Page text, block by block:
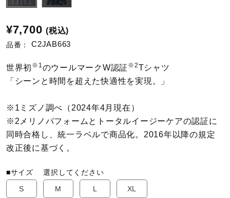
陸上競技
卓球
ソフトボール
柔道
ウィンタースポーツ
¥7,700 (税込)
品番： C2JAB663
世界初 ※1 のウールマークW認証 ※2Tシャツ
「シーンと時間を超えた快適性を実現。」
※1ミズノ調べ（2024年4月現在）
※2メリノパフォームとトータルイージーケアの認証に
同時合格し、統一ラベルで商品化。2016年以降の規定
改正後に基づく。
■サイズ選択してください
S
M L XL